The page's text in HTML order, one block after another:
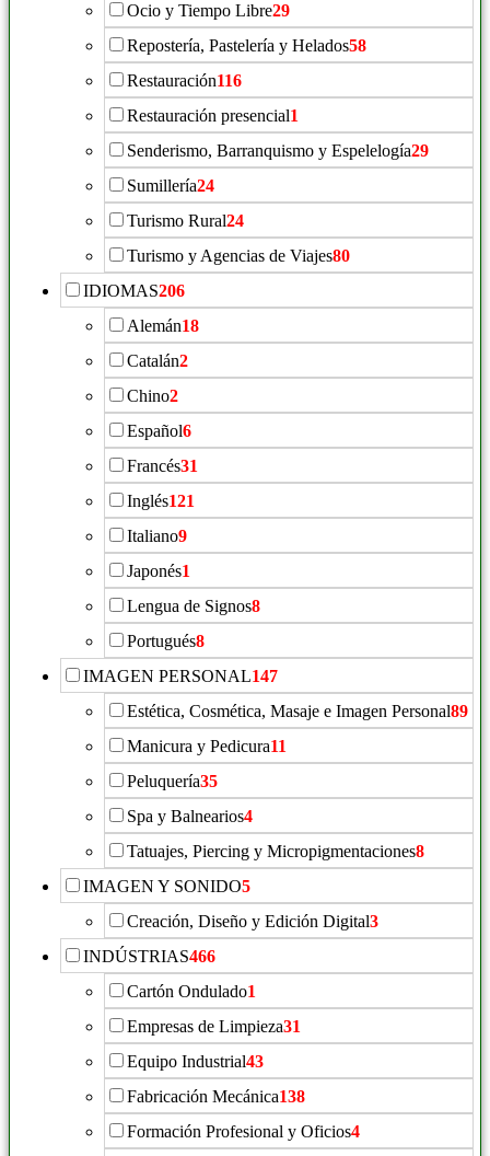
Ocio y Tiempo Libre29
Repostería, Pastelería y Helados58
Restauración116
Restauración presencial1
Senderismo, Barranquismo y Espelelogía29
Sumillería24
Turismo Rural24
Turismo y Agencias de Viajes80
IDIOMAS206
Alemán18
Catalán2
Chino2
Español6
Francés31
Inglés121
Italiano9
Japonés1
Lengua de Signos8
Portugués8
IMAGEN PERSONAL147
Estética, Cosmética, Masaje e Imagen Personal89
Manicura y Pedicura11
Peluquería35
Spa y Balnearios4
Tatuajes, Piercing y Micropigmentaciones8
IMAGEN Y SONIDO5
Creación, Diseño y Edición Digital3
INDÚSTRIAS466
Cartón Ondulado1
Empresas de Limpieza31
Equipo Industrial43
Fabricación Mecánica138
Formación Profesional y Oficios4